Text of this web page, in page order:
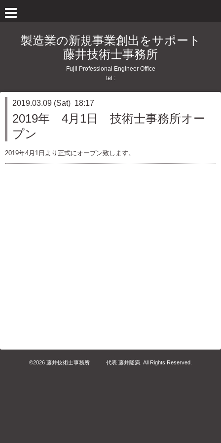
製造業の新規事業創出をサポート
藤井技術士事務所
Fujii Professional Engineer Office
tel :
2019.03.09 (Sat) 18:17
2019年 4月1日 技術士事務所オー
プン
2019年4月1日より正式にオープン致します。
©2026 藤井技術士事務所 代表 藤井隆満 . All Rights Reserved.